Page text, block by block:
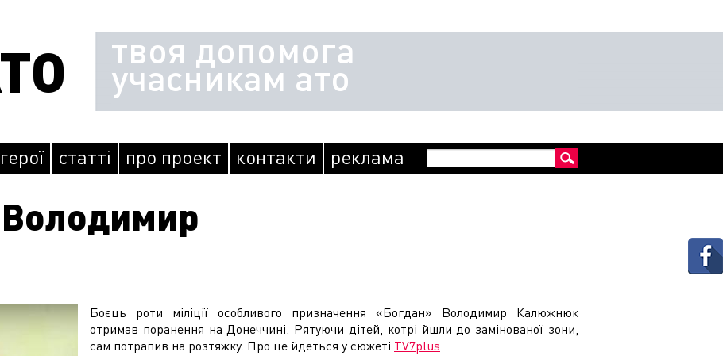
твоя допомога
учасникам ато
статті про проект контакти реклама Пошукова
Боєць роти міліції особливого призначення «Богдан» Володимир Калюжнюк
отримав поранення на Донеччині. Рятуючи дітей, котрі йшли до замінованої зони,
сам потрапив на розтяжку. Про це йдеться у сюжеті TV7plus